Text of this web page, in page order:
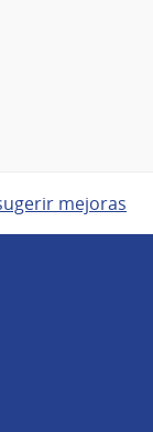
mejoras